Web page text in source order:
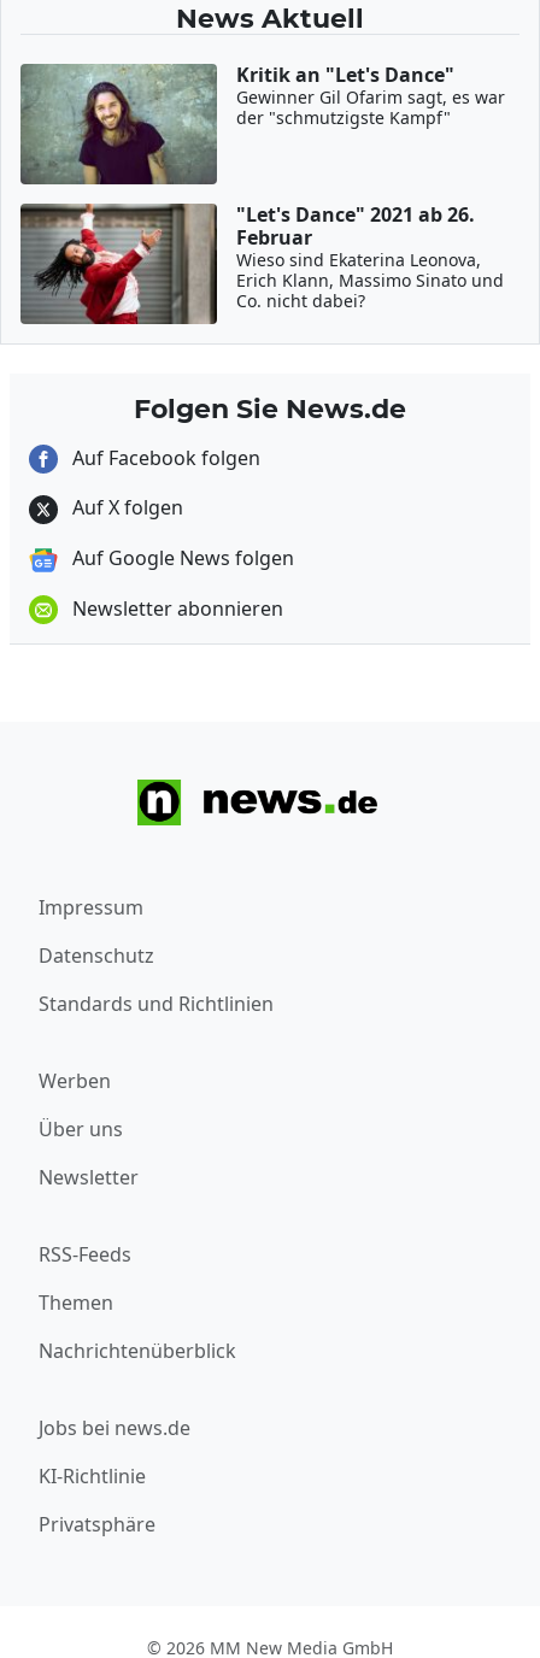
News Aktuell
Kritik an "Let's Dance"
Gewinner Gil Ofarim sagt, es war
der "schmutzigste Kampf"
"Let's Dance" 2021 ab 26.
Februar
Wieso sind Ekaterina Leonova,
Erich Klann, Massimo Sinato und
Co. nicht dabei?
Folgen Sie News.de
Auf Facebook folgen
Auf X folgen
Auf Google News folgen
Newsletter abonnieren
Impressum
Datenschutz
Standards und Richtlinien
Werben
Über uns
Newsletter
RSS-Feeds
Themen
Nachrichtenüberblick
Jobs bei news.de
KI-Richtlinie
Privatsphäre
© 2026 MM New Media GmbH